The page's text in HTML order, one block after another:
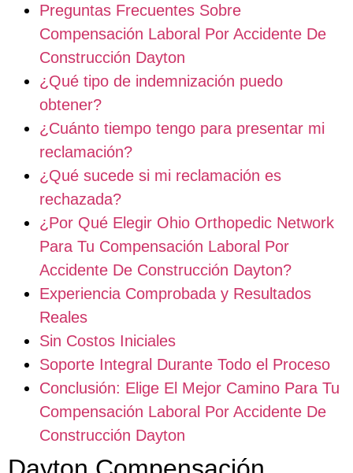
Preguntas Frecuentes Sobre
Compensación Laboral Por Accidente De
Construcción Dayton
¿Qué tipo de indemnización puedo
obtener?
¿Cuánto tiempo tengo para presentar mi
reclamación?
¿Qué sucede si mi reclamación es
rechazada?
¿Por Qué Elegir Ohio Orthopedic Network
Para Tu Compensación Laboral Por
Accidente De Construcción Dayton?
Experiencia Comprobada y Resultados
Reales
Sin Costos Iniciales
Soporte Integral Durante Todo el Proceso
Conclusión: Elige El Mejor Camino Para Tu
Compensación Laboral Por Accidente De
Construcción Dayton